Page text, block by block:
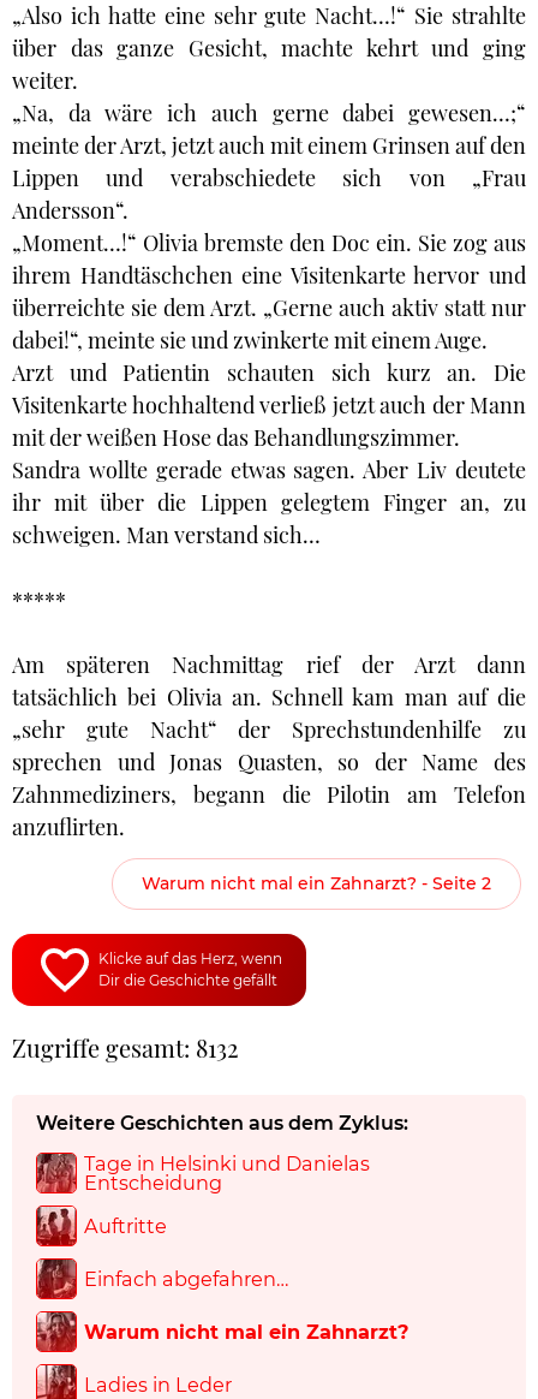
„Also ich hatte eine sehr gute Nacht…!“ Sie strahlte
über das ganze Gesicht, machte kehrt und ging
weiter.
„Na, da wäre ich auch gerne dabei gewesen…;“
meinte der Arzt, jetzt auch mit einem Grinsen auf den
Lippen und verabschiedete sich von „Frau
Andersson“.
„Moment…!“ Olivia bremste den Doc ein. Sie zog aus
ihrem Handtäschchen eine Visitenkarte hervor und
überreichte sie dem Arzt. „Gerne auch aktiv statt nur
dabei!“, meinte sie und zwinkerte mit einem Auge.
Arzt und Patientin schauten sich kurz an. Die
Visitenkarte hochhaltend verließ jetzt auch der Mann
mit der weißen Hose das Behandlungszimmer.
Sandra wollte gerade etwas sagen. Aber Liv deutete
ihr mit über die Lippen gelegtem Finger an, zu
schweigen. Man verstand sich…
*****
Am späteren Nachmittag rief der Arzt dann
tatsächlich bei Olivia an. Schnell kam man auf die
„sehr gute Nacht“ der Sprechstundenhilfe zu
sprechen und Jonas Quasten, so der Name des
Zahnmediziners, begann die Pilotin am Telefon
anzuflirten.
Warum nicht mal ein Zahnarzt? - Seite 2
Klicke auf das Herz, wenn
Dir die Geschichte gefällt
Zugriffe gesamt: 8132
Weitere Geschichten aus dem Zyklus:
Tage in Helsinki und Danielas
Entscheidung
Auftritte
Einfach abgefahren…
Warum nicht mal ein Zahnarzt?
Ladies in Leder